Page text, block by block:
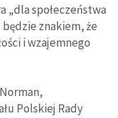
„dla społeczeństwa
znakiem, że
i wzajemnego
Polskiej Rady